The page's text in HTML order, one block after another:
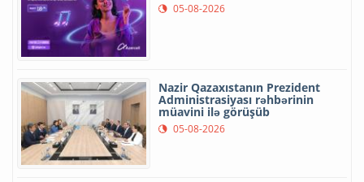
05-08-2026
Nazir Qazaxıstanın Prezident
Administrasiyası rəhbərinin
müavini ilə görüşüb
05-08-2026